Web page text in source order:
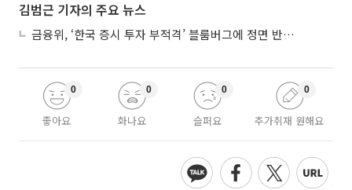
김범근 기자의 주요 뉴스
금융위, ‘한국 증시 투자 부적격’ 블룸버그에 정면 반박…“근거 불분명”
좋아요
0
화나요
0
슬퍼요
0
추가취재 원해요
0